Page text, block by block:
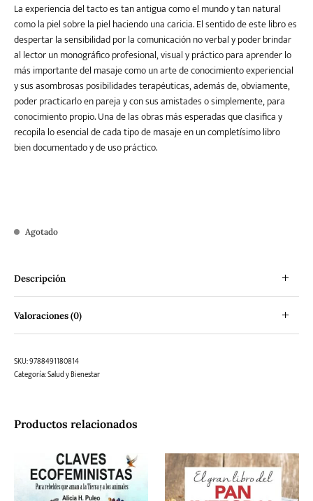
La experiencia del tacto es tan antigua como el mundo y tan natural
como la piel sobre la piel haciendo una caricia. El sentido de este libro es
despertar la sensibilidad por la comunicación no verbal y poder brindar
al lector un monográfico profesional, visual y práctico para aprender lo
más importante del masaje como un arte de conocimiento experiencial
y sus asombrosas posibilidades terapéuticas, además de, obviamente,
poder practicarlo en pareja y con sus amistades o simplemente, para
conocimiento propio. Una de las obras más esperadas que clasifica y
recopila lo esencial de cada tipo de masaje en un completísimo libro
bien documentado y de uso práctico.
Agotado
Descripción
Valoraciones (0)
SKU:9788491180814
Categoría:Salud y Bienestar
Productos relacionados